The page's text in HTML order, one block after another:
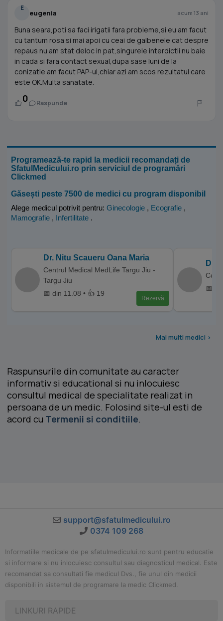
E
eugenia acum 13 ani
Buna seara,poti sa faci irigatii fara probleme,si eu am facut
cu tantum rosa si mai apoi cu ceai de galbenele cat despre
repaus nu am stat deloc in pat,singurele interdictii nu baie
in cada si fara contact sexual,dupa sase luni de la
conizatie am facut PAP-ul,chiar azi am scos rezultatul care
este OK.Multa sanatate.
0 Raspunde
Programează-te rapid la medicii recomandați de
SfatulMedicului.ro prin serviciul de programări
Clickmed
Găsești peste 7500 de medici cu program disponibil
Alege medicul potrivit pentru: Ginecologie , Ecografie ,
Mamografie , Infertilitate .
Dr. Nitu Scaueru Oana Maria
Centrul Medical MedLife Targu Jiu -
Targu Jiu
📅 din 11.08 • 👍 19
Rezervă
Dr.
📅
Mai multi medici >
Raspunsurile din comunitate au caracter
informativ si educational si nu inlocuiesc
consultul medical de specialitate realizat in
persoana de un medic. Folosind site-ul esti de
acord cu Termenii si conditiile.
support@sfatulmedicului.ro
0374 109 268
Informatiile medicale de pe sfatulmedicului.ro sunt pentru educatie
si informare si nu inlocuiesc consultul sau diagnosticul medical. Este
recomandat sa consultati fie medicul Dvs., fie unul din medicii
disponibili in sistemul de programare la medic Clickmed.
LINKURI RAPIDE